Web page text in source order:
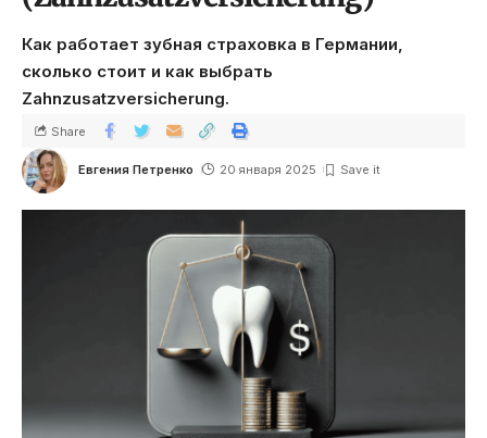
Как работает зубная страховка в Германии,
сколько стоит и как выбрать
Zahnzusatzversicherung.
Евгения Петренко 20 января 2025
Share